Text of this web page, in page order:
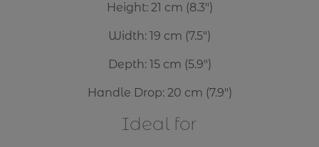
Height: 21 cm (8.3″)
Width: 19 cm (7.5″)
Depth: 15 cm (5.9″)
Handle Drop: 20 cm (7.9″)
Ideal for